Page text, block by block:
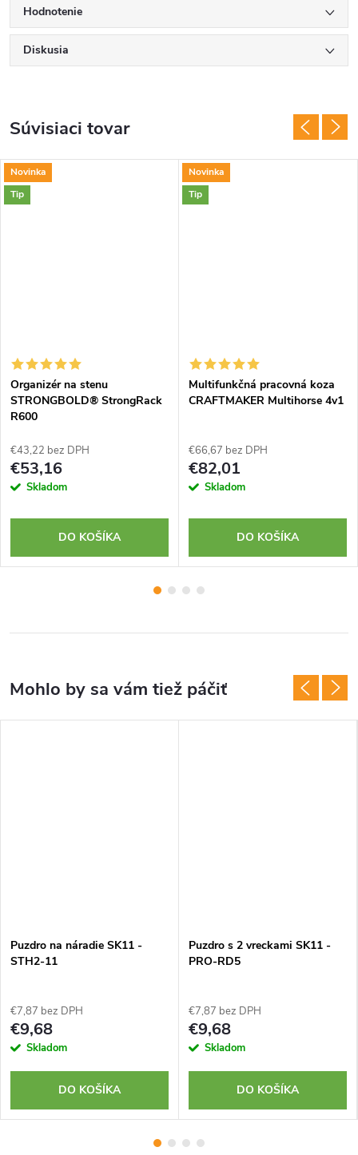
Hodnotenie
Diskusia
Súvisiaci tovar
Novinka
Tip
Organizér na stenu
STRONGBOLD® StrongRack
R600
€43,22 bez DPH
€53,16
Skladom
DO KOŠÍKA
Novinka
Tip
Multifunkčná pracovná koza
CRAFTMAKER Multihorse 4v1
€66,67 bez DPH
€82,01
Skladom
DO KOŠÍKA
Puzdro na náradie SK11 -
STH2-11
€7,87 bez DPH
€9,68
Skladom
DO KOŠÍKA
Puzdro s 2 vreckami SK11 -
PRO-RD5
€7,87 bez DPH
€9,68
Skladom
DO KOŠÍKA